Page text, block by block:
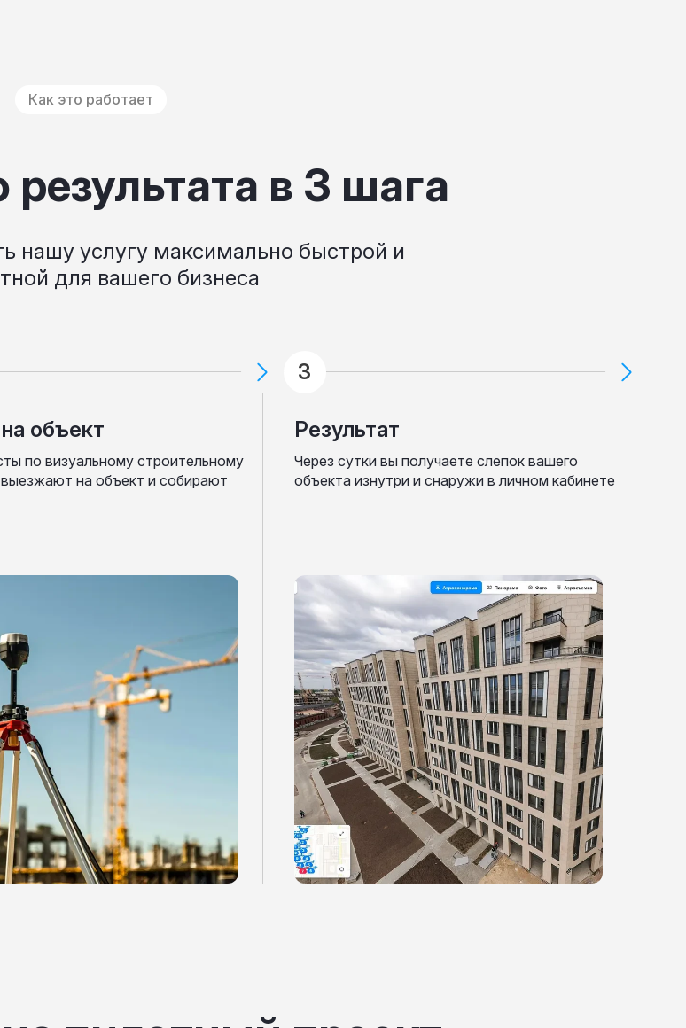
Как это работает
в 3 шага
нашу услугу максимально быстрой и
для вашего бизнеса
объект
по визуальному строительному
на объект и собирают
Результат
Через сутки вы получаете слепок вашего
объекта изнутри и снаружи в личном кабинете